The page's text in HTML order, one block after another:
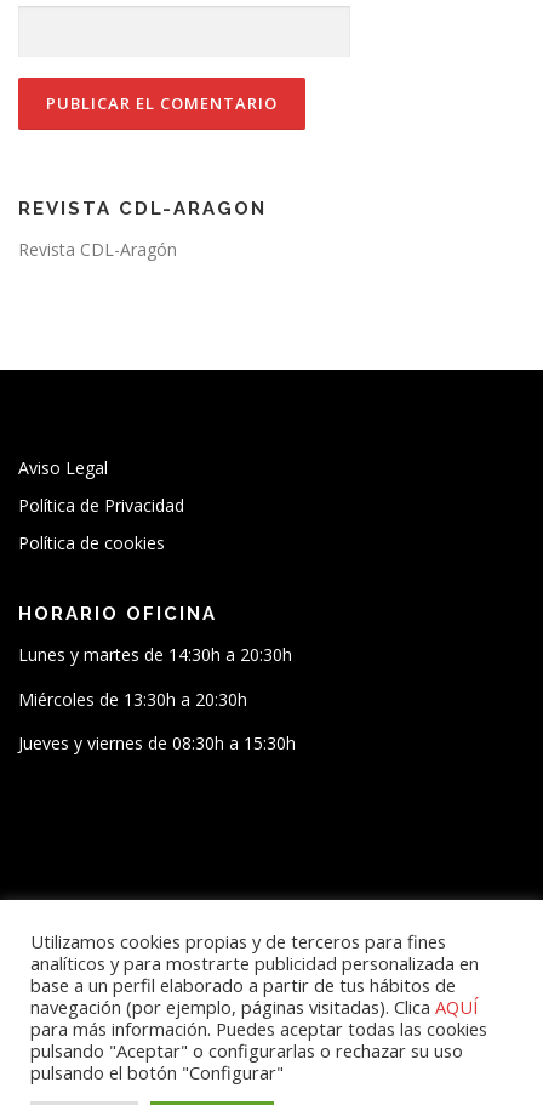
REVISTA CDL-ARAGON
Revista CDL-Aragón
Aviso Legal
Política de Privacidad
Política de cookies
HORARIO OFICINA
Lunes y martes de 14:30h a 20:30h
Miércoles de 13:30h a 20:30h
Jueves y viernes de 08:30h a 15:30h
Utilizamos cookies propias y de terceros para fines
analíticos y para mostrarte publicidad personalizada en
base a un perfil elaborado a partir de tus hábitos de
navegación (por ejemplo, páginas visitadas). Clica AQUÍ
para más información. Puedes aceptar todas las cookies
pulsando "Aceptar" o configurarlas o rechazar su uso
pulsando el botón "Configurar"